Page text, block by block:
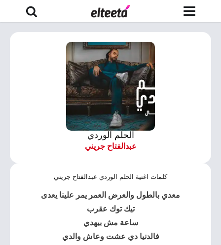
الحلم الوردي
عبدالفتاح جريني
كلمات اغنية الحلم الوردي عبدالفتاح جريني
معدي بالطول والعرض العمر يمر علينا يعدى
تيك توك عقرب
ساعة مش بيهدي
فالدنيا دي عشت وعاش والدي